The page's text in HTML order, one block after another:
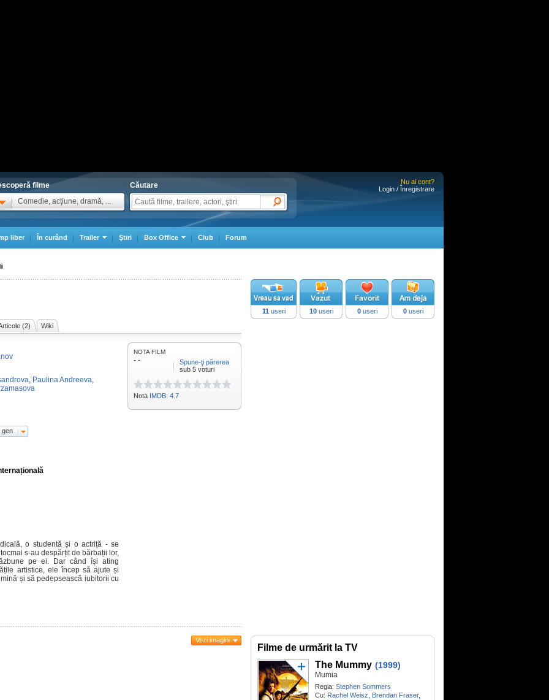
filme
Comedie, acţiune, dramă, ...
Căutare
Nu ai cont?
Login / Înregistrare
liber În curând Trailer Ştiri Box Office Club Forum
(2) Wiki
, Paulina Andreeva,
gen
o studentă și o actriță - se
s-au despărțit de bărbații lor,
pe ei. Dar când își ating
artistice, ele încep să ajute și
și să pedepsească iubitorii cu
NOTA FILM
- -
Spune-ţi părerea
sub 5 voturi
Nota IMDB: 4.7
11 useri 10useri 0useri 0useri
Vezi imagini
Filme de urmărit la TV
The Mummy (1999)
Mumia
Regia: Stephen Sommers
Cu: Rachel Weisz Brendan Fraser,